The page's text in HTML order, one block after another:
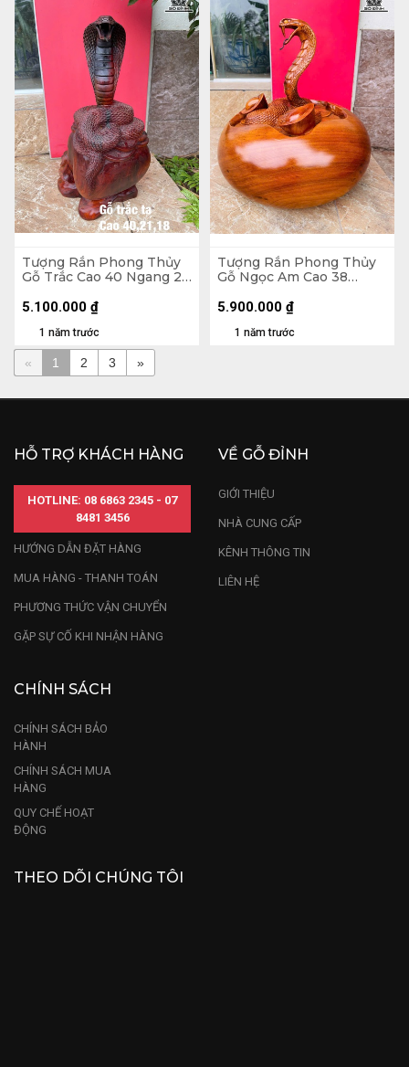
Tượng Rắn Phong Thủy
Gỗ Trắc Cao 40 Ngang 21
1 năm trước
5.100.000 ₫
Tượng Rắn Phong Thủy
Gỗ Ngọc Am Cao 38
15kg
1 năm trước
5.900.000 ₫
« 1 2 3 »
HỖ TRỢ KHÁCH HÀNG
HOTLINE: 08 6863 2345 - 07
8481 3456
HƯỚNG DẪN ĐẶT HÀNG
MUA HÀNG - THANH TOÁN
PHƯƠNG THỨC VẬN CHUYỂN
GẶP SỰ CỐ KHI NHẬN HÀNG
VỀ GỖ ĐỈNH
GIỚI THIỆU
NHÀ CUNG CẤP
KÊNH THÔNG TIN
LIÊN HỆ
CHÍNH SÁCH
CHÍNH SÁCH BẢO
HÀNH
CHÍNH SÁCH MUA
HÀNG
QUY CHẾ HOẠT
ĐỘNG
THEO DÕI CHÚNG TÔI